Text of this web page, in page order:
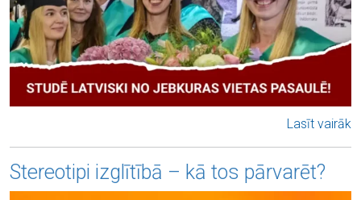
Lasīt vairāk
Stereotipi izglītībā – kā tos pārvarēt?